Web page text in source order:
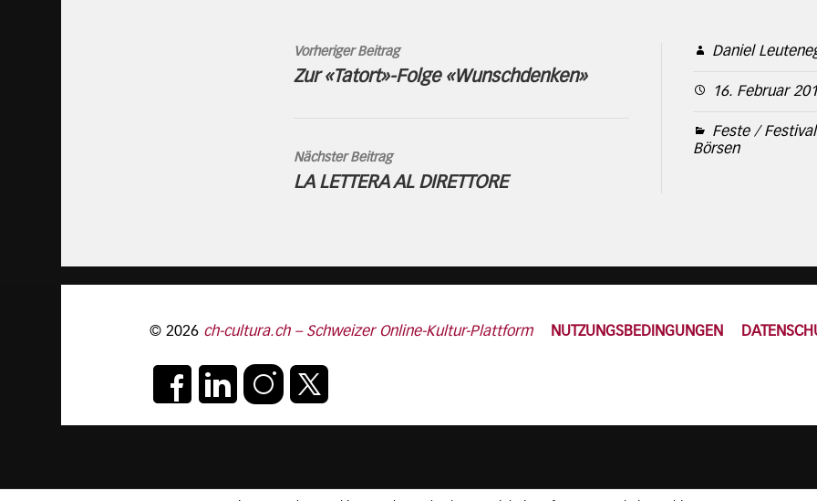
Daniel
16. Februar
Feste /
Börsen
Vorheriger Beitrag
Zur «Tatort»-Folge «Wunschdenken»
Nächster Beitrag
LA LETTERA AL DIRETTORE
© 2026 ch-cultura.ch – Schweizer Online-Kultur-Plattform NUTZUNGSBEDINGUNGEN